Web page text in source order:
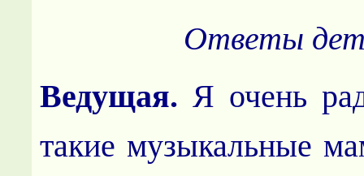
Ответы
Ведущая. Я очень
такие музыкальные